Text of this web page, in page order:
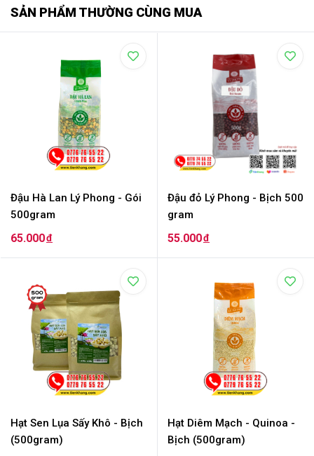
SẢN PHẨM THƯỜNG CÙNG MUA
Đậu Hà Lan Lý Phong - Gói
500gram
65.000đ
Đậu đỏ Lý Phong - Bịch 500
gram
55.000đ
Hạt Sen Lụa Sấy Khô - Bịch
(500gram)
Hạt Diêm Mạch - Quinoa -
Bịch (500gram)